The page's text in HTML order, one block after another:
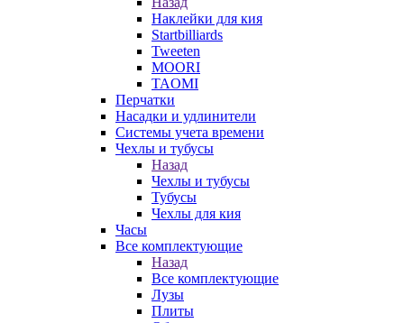
Наклейки для кия
Startbilliards
Tweeten
MOORI
TAOMI
Перчатки
Насадки и удлинители
Системы учета времени
Чехлы и тубусы
Назад
Чехлы и тубусы
Тубусы
Чехлы для кия
Часы
Все комплектующие
Назад
Все комплектующие
Лузы
Плиты